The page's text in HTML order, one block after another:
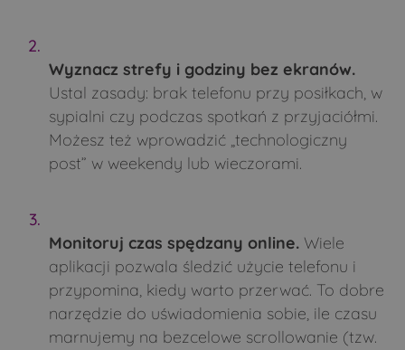
Wyznacz strefy i godziny bez ekranów.
Ustal zasady: brak telefonu przy posiłkach, w
sypialni czy podczas spotkań z przyjaciółmi.
Możesz też wprowadzić „technologiczny
post” w weekendy lub wieczorami.
Monitoruj czas spędzany online.Wiele
aplikacji pozwala śledzić użycie telefonu i
przypomina, kiedy warto przerwać. To dobre
narzędzie do uświadomienia sobie, ile czasu
marnujemy na bezcelowe scrollowanie (tzw.